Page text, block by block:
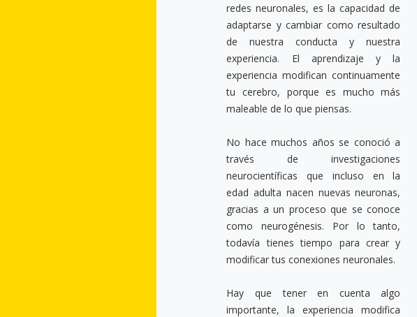
redes neuronales, es la capacidad de
adaptarse y cambiar como resultado
de nuestra conducta y nuestra
experiencia. El aprendizaje y la
experiencia modifican continuamente
tu cerebro, porque es mucho más
maleable de lo que piensas.
No hace muchos años se conoció a
través de investigaciones
neurocientíficas que incluso en la
edad adulta nacen nuevas neuronas,
gracias a un proceso que se conoce
como neurogénesis. Por lo tanto,
todavía tienes tiempo para crear y
modificar tus conexiones neuronales.
Hay que tener en cuenta algo
importante, la experiencia modifica